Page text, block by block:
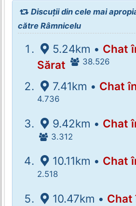
Discuții din cele mai
către Râmnicelu
5.24km • Chat
Sărat
38.526
7.41km • Chat
4.736
9.42km • Chat
3.312
10.11km • Chat
2.518
10.47km • Chat